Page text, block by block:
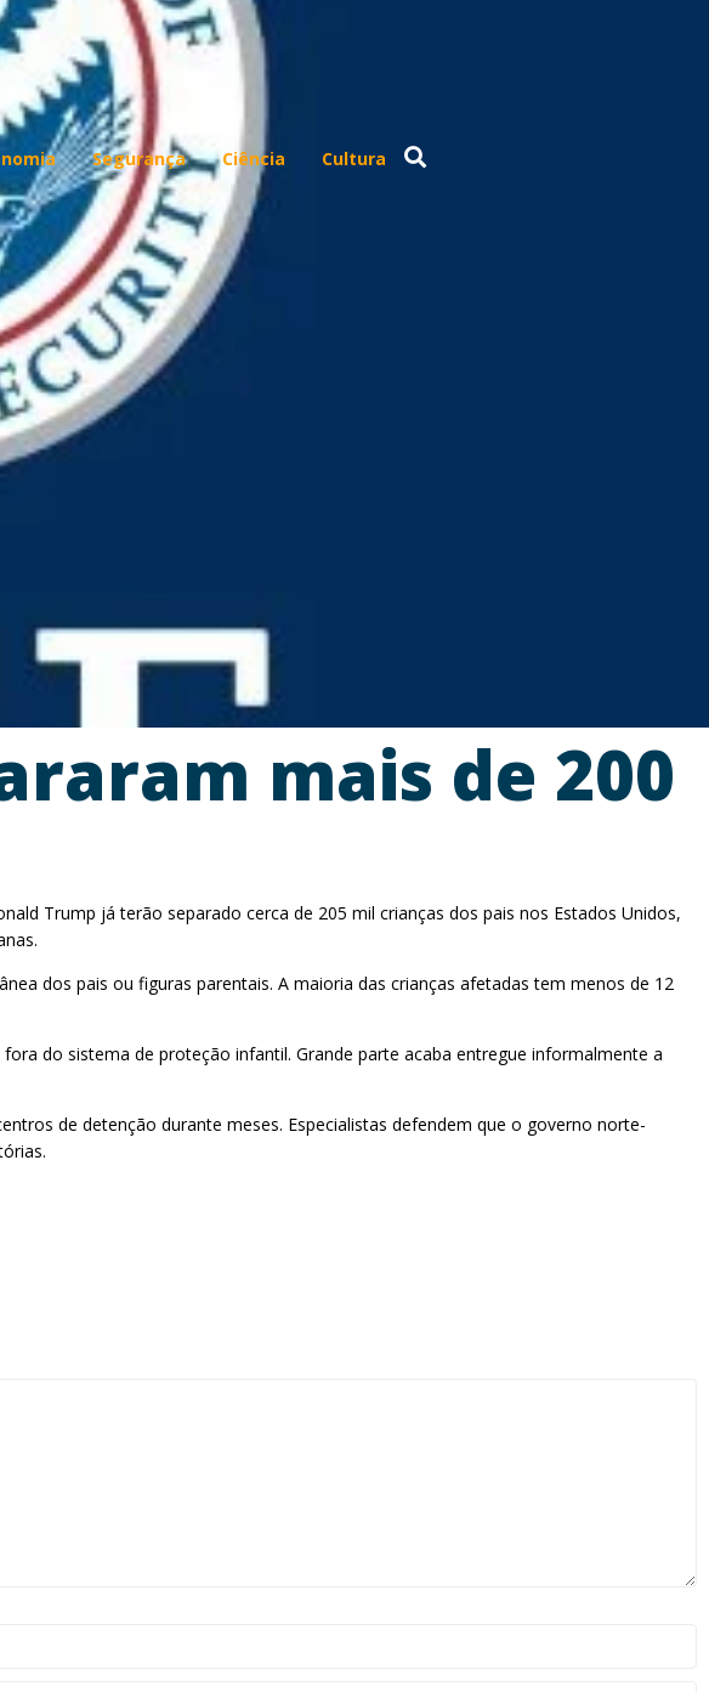
Segurança Ciência Cultura
mais de 200
Trump já terão separado cerca de 205 mil crianças dos pais nos Estados Unidos,
dos pais ou figuras parentais. A maioria das crianças afetadas tem menos de 12
do sistema de proteção infantil. Grande parte acaba entregue informalmente a
de detenção durante meses. Especialistas defendem que o governo norte-